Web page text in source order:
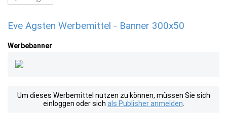
Eve Agsten Werbemittel - Banner 300x50
Werbebanner
Um dieses Werbemittel nutzen zu können, müssen Sie sich
einloggen oder sich als Publisher anmelden